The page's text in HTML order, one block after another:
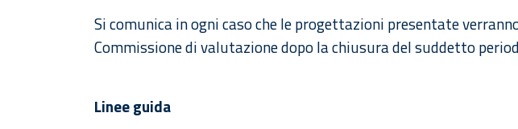
Si comunica in ogni caso che le progettazioni presentate
Commissione di valutazione dopo la chiusura del suddetto
Linee guida